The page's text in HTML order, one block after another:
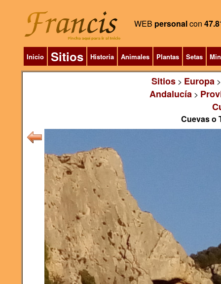
WEB personalcon
Inicio Sitios Historia Animales Plantas Setas
Sitios> Europa
Andalucía >
Cuevas o